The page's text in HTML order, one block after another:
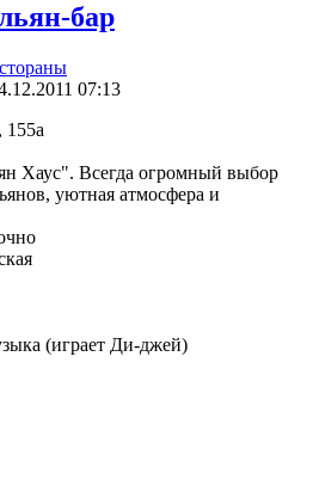
бар
07:13
155а
Хаус". Всегда огромный выбор
уютная атмосфера и
(играет Ди-джей)